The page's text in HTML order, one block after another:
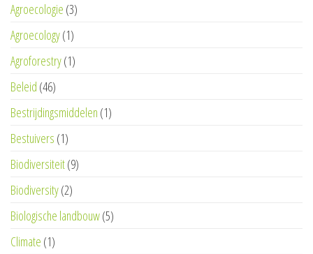
Agroecologie (3)
Agroecology(1)
Agroforestry(1)
Beleid (46)
Bestrijdingsmiddelen (1)
Bestuivers (1)
Biodiversiteit(9)
Biodiversity(2)
Biologische landbouw(5)
Climate (1)